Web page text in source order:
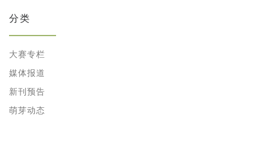
分类
大赛专栏
媒体报道
新刊预告
萌芽动态